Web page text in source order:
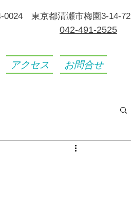
0024 東京都清瀬市梅園3-14-72
​042-491-2525
アクセス お問合せ